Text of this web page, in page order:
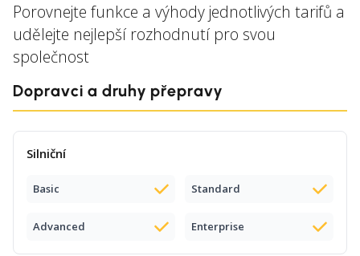
Porovnejte funkce a výhody jednotlivých tarifů a
udělejte nejlepší rozhodnutí pro svou
společnost
Dopravci a druhy přepravy
Silniční
Basic Standard
Advanced Enterprise